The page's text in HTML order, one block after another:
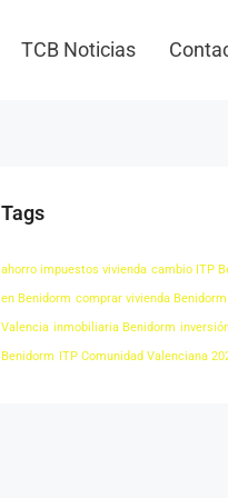
TCB Noticias
Tags
ahorro impuestos vivienda cambio ITP
en Benidorm comprar vivienda Benidorm
Valencia inmobiliaria Benidorm
Benidorm ITP Comunidad Valenciana